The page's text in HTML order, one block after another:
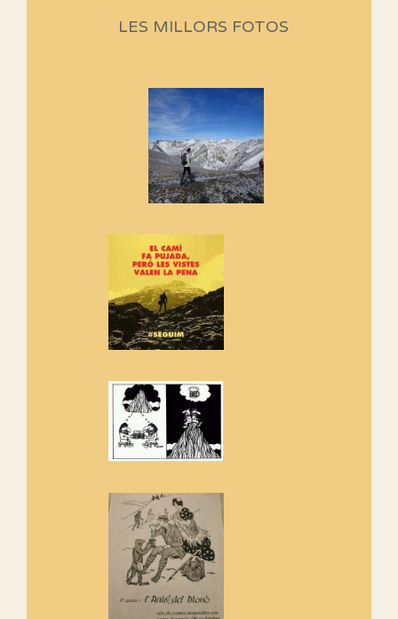
Aquí teniu la primera part de la
Si no podem caminar, alguna
cosa hem de fer...
Els Centpeus signen el
Manifest a favor dels Camins
Si ets una entitat o associació
adhereix-te al manifest!
Rebem un diploma dels
Amics de Sant Aniol d'Aguja
Els Centpeus estem implicats
de l'entorn de Sant Aniol
LES MILLORS FOTOS